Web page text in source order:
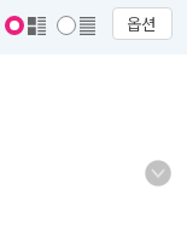
옵션